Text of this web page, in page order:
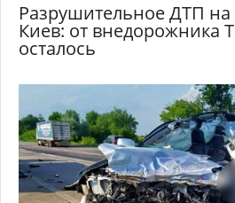
Разрушительное ДТП на
Киев: от внедорожника
осталось